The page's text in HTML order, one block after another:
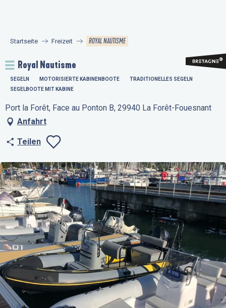
principal
Startseite Freizeit ROYAL NAUTISME
Royal Nautisme
SEGELN MOTORISIERTE KABINENBOOTE
TRADITIONELLES SEGELN
SEGELBOOTE MIT KABINE
Port la Forêt, Face au Ponton B, 29940 La Forêt-Fouesnant
Anfahrt
Teilen
Ajouter aux